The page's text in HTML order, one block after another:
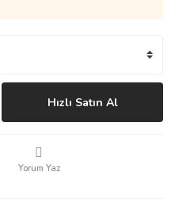
Hızlı Satın Al
Yorum Yaz